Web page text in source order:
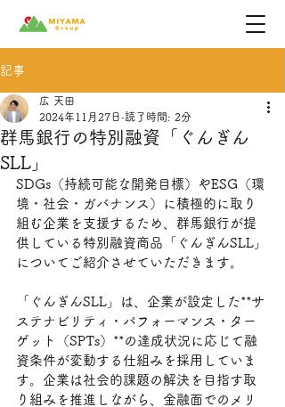
記事
群馬銀行の特別融資「ぐんぎん
SLL」
広 天田
2024年11月27日 読了時間: 2分
SDGs（持続可能な開発目標）やESG（環
境・社会・ガバナンス）に積極的に取り
組む企業を支援するため、群馬銀行が提
供している特別融資商品「ぐんぎんSLL」
についてご紹介させていただきます。
「ぐんぎんSLL」は、企業が設定した**サ
ステナビリティ・パフォーマンス・ター
ゲット（SPTs）**の達成状況に応じて融
資条件が変動する仕組みを採用していま
す。企業は社会的課題の解決を目指す取
り組みを推進しながら、金融面でのメリ